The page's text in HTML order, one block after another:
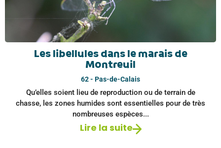
Les libellules dans le marais de
Montreuil
62 - Pas-de-Calais
Qu’elles soient lieu de reproduction ou de terrain de
chasse, les zones humides sont essentielles pour de très
nombreuses espèces...
Lire la suite